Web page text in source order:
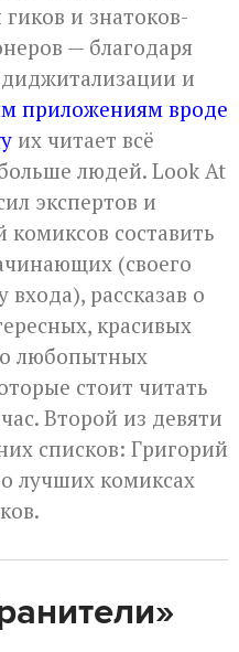
гиков и знатоков-
— благодаря
и
приложениям вроде
их читает всё
людей. Look At
экспертов и
комиксов составить
(своего
входа), рассказав о
красивых
любопытных
стоит читать
Второй из девяти
списков: Григорий
лучших комиксах